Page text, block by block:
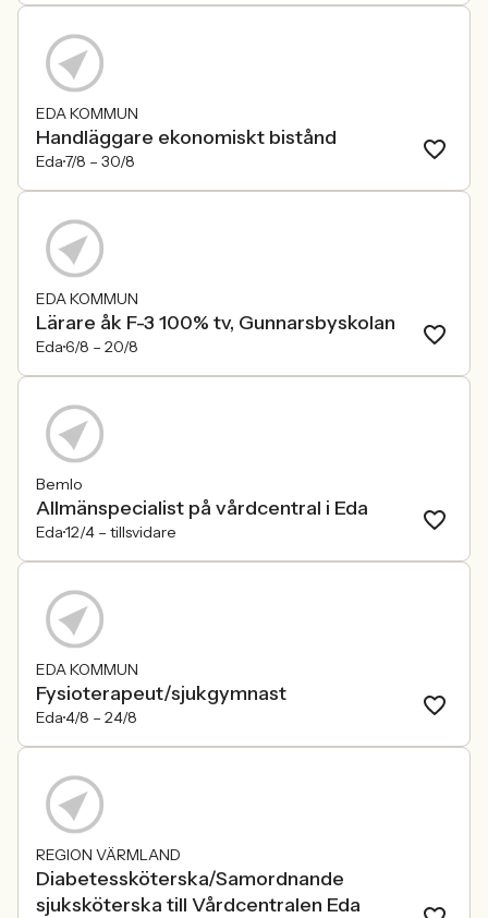
EDA KOMMUN
Handläggare ekonomiskt bistånd
Eda7/8 – 30/8
EDA KOMMUN
Lärare åk F-3 100% tv, Gunnarsbyskolan
Eda6/8 – 20/8
Bemlo
Allmänspecialist på vårdcentral i Eda
Eda12/4 – tillsvidare
EDA KOMMUN
Fysioterapeut/sjukgymnast
Eda4/8 – 24/8
REGION VÄRMLAND
Diabetessköterska/Samordnande
sjuksköterska till Vårdcentralen Eda